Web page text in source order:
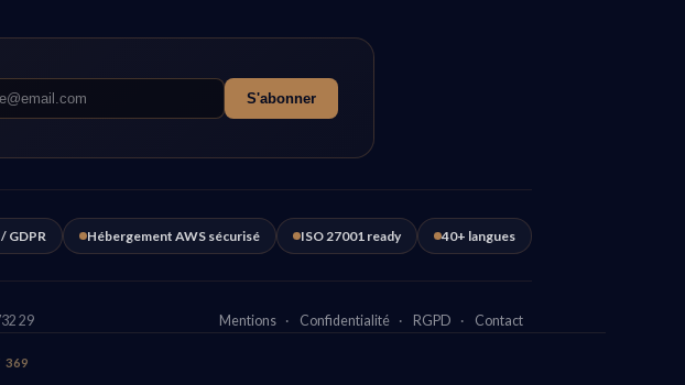
S'abonner
GDPR Hébergement AWS sécurisé ISO 27001 ready 40+ langues
29 Mentions · Confidentialité · RGPD · Contact
369